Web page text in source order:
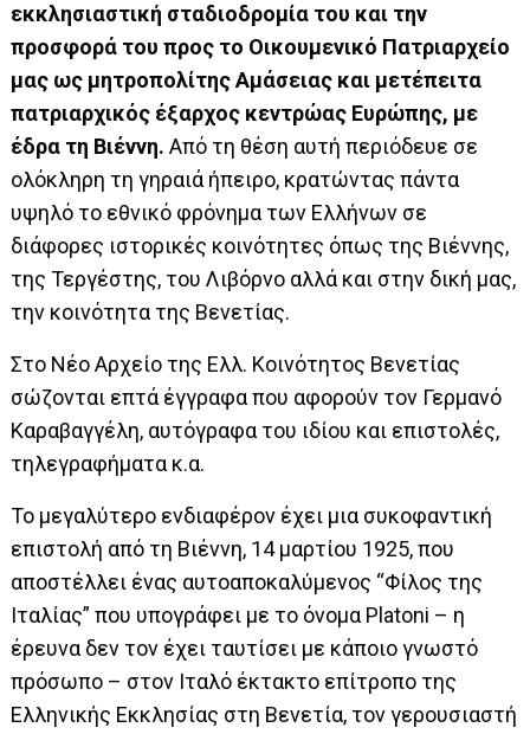
εκκλησιαστική σταδιοδρομία του και την
προσφορά του προς το Οικουμενικό Πατριαρχείο
μας ως μητροπολίτης Αμάσειας και μετέπειτα
πατριαρχικός έξαρχος κεντρώας Ευρώπης, με
έδρα τη Βιέννη.Από τη θέση αυτή περιόδευε σε
ολόκληρη τη γηραιά ήπειρο, κρατώντας πάντα
υψηλό το εθνικό φρόνημα των Ελλήνων σε
διάφορες ιστορικές κοινότητες όπως της Βιέννης,
της Τεργέστης, του Λιβόρνο αλλά και στην δική μας,
την κοινότητα της Βενετίας.
Στο Νέο Αρχείο της Ελλ. Κοινότητος Βενετίας
σώζονται επτά έγγραφα που αφορούν τον Γερμανό
Καραβαγγέλη, αυτόγραφα του ιδίου και επιστολές,
τηλεγραφήματα κ.α.
Το μεγαλύτερο ενδιαφέρον έχει μια συκοφαντική
επιστολή από τη Βιέννη, 14 μαρτίου 1925, που
αποστέλλει ένας αυτοαποκαλύμενος “Φίλος της
Ιταλίας” που υπογράφει με το όνομα Platoni – η
έρευνα δεν τον έχει ταυτίσει με κάποιο γνωστό
πρόσωπο – στον Ιταλό έκτακτο επίτροπο της
Ελληνικής Εκκλησίας στη Βενετία, τον γερουσιαστή